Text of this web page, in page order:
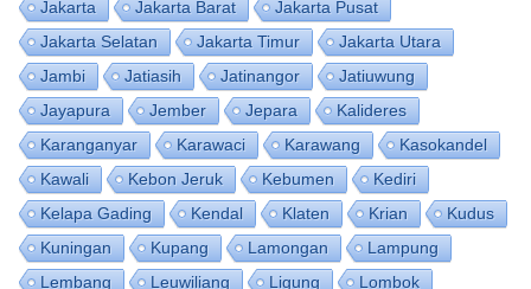
Jakarta
Jakarta Barat
Jakarta Pusat
Jakarta Selatan
Jakarta Timur
Jakarta Utara
Jambi
Jatiasih Jatinangor
Jatiuwung
Jayapura
Jember Jepara
Kalideres
Karanganyar
Karawaci Karawang
Kasokandel
Kawali
Kebon Jeruk Kebumen
Kediri
Kelapa Gading
Kendal Klaten Krian
Kudus
Kuningan
Kupang Lamongan
Lampung
Lembang
Leuwiliang Ligung
Lombok